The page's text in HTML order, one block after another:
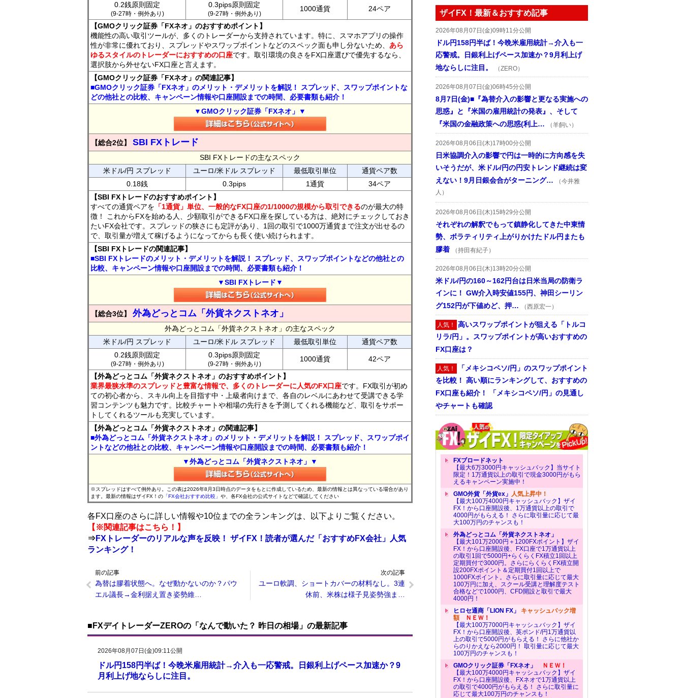
0.2銭原則固定
(9-27時・例外あり)
0.3pips原則固定
(9-27時・例外あり)
1000通貨 24ペア
【GMOクリック証券「FXネオ」のおすすめポイント】
機能性の高い取引ツールが、多くのトレーダーから支持されています。特に、スマホアプリの操作
性が非常に優れており、スプレッドやスワップポイントなどのスペック面も申し分ないため、 あら
ゆるスタイルのトレーダーにおすすめの口座です。取引環境の良さをFX口座選びで優先するなら、
選択肢から外せないFX口座と言えます。
【GMOクリック証券「FXネオ」の関連記事】
■GMOクリック証券「FXネオ」のメリット・デメリットを解説！ スプレッド、スワップポイントな
どの他社との比較、キャンペーン情報や口座開設までの時間、必要書類も紹介！
▼GMOクリック証券「FXネオ」▼
【総合2位】 SBI FXトレード
SBI FXトレードの主なスペック
米ドル/円 スプレッド
ユーロ/米ドル スプレッド 最低取引単位
通貨ペア数
0.18銭
0.3pips 1通貨
34ペア
【SBI FXトレードのおすすめポイント】
すべての通貨ペアを 「1通貨」単位、一般的なFX口座の1/1000の規模から取引できるのが最大の特
徴！ これからFXを始める人、少額取引ができるFX口座を探している方は、絶対にチェックしておき
たいFX会社です。スプレッドの狭さにも定評があり、1回の取引で1000万通貨まで注文が出せるの
で、取引量が増えて稼げるようになってからも長く使い続けられます。
【SBI FXトレードの関連記事】
■SBI FXトレードのメリット・デメリットを解説！ スプレッド、スワップポイントなどの他社との
比較、キャンペーン情報や口座開設までの時間、必要書類も紹介！
▼SBI FXトレード▼
【総合3位】 外為どっとコム「外貨ネクストネオ」
外為どっとコム「外貨ネクストネオ」の主なスペック
米ドル/円 スプレッド
ユーロ/米ドル スプレッド 最低取引単位
通貨ペア数
0.2銭原則固定
(9-27時・例外あり)
0.3pips原則固定
(9-27時・例外あり)
1000通貨 42ペア
【外為どっとコム「外貨ネクストネオ」のおすすめポイント】
業界最狭水準のスプレッドと豊富な情報で、多くのトレーダーに人気のFX口座です。FX取引が初め
ての初心者から、スキル向上を目指す中・上級者向けまで、各自のレベルにあわせて受講できる学
習コンテンツも魅力です。比較チャートや相場の先行きを予測してくれる機能など、取引をサポー
トしてくれるツールも充実しています。
【外為どっとコム「外貨ネクストネオ」の関連記事】
■外為どっとコム「外貨ネクストネオ」のメリット・デメリットを解説！ スプレッド、スワップポイ
ントなどの他社との比較、キャンペーン情報や口座開設までの時間、必要書類も紹介！
▼外為どっとコム「外貨ネクストネオ」▼
※スプレッドはすべて例外あり。この表は2026年8月3日時点のデータをもとに作成しているため、最新の情報とは異なっている場合があり
ます。最新の情報はザイFX！の 「FX会社おすすめ比較」 や、各FX会社の公式サイトなどで確認してください
各FX口座のさらに詳しい情報や10位までの全ランキングは、以下よりご覧ください。
【※関連記事はこちら！】
⇒FXトレーダーのリアルな声を反映！ ザイFX！読者が選んだ「おすすめFX会社」人気
ランキング！
前の記事
為替は膠着状態へ。なぜ動かないのか？パウ
エル議長→金利据え置き姿勢維…
次の記事
ユーロ軟調、ショートカバーの材料なし。3連
休前、米株は様子見姿勢強ま…
■FXデイトレーダーZEROの「なんで動いた？ 昨日の相場」の最新記事
2026年08月07日(金)09:11公開
ドル円158円半ば！今晩米雇用統計→介入も一応警戒。日銀利上げペース加速か？9
月利上げ地ならしに注目。
ザイFX！最新＆おすすめ記事
2026年08月07日(金)09時11分公開
ドル円158円半ば！今晩米雇用統計→介入も一
応警戒。日銀利上げペース加速か？9月利上げ
地ならしに注目。
（ZERO）
2026年08月07日(金)06時45分公開
8月7日(金)■『為替介入の影響と更なる実施への
思惑』と『米国の雇用統計の発表』、そして
『米国の金融政策への思惑(利上…
（羊飼い）
2026年08月06日(木)17時00分公開
日米協調介入の影響で円は一時的に方向感を失
いそうだが、米ドル/円の円安トレンド継続は変
えない！9月日銀会合がターニング…
（今井雅
人）
2026年08月06日(木)15時29分公開
それぞれの解釈でもって鎮静化してきた中東情
勢、ボラティリティ上がりかけたドル円またも
膠着
（持田有紀子）
2026年08月06日(木)13時20分公開
米ドル/円の160～162円台は日米当局の防衛ラ
インに！ GW介入時安値155円、神田シーリン
グ152円が下値めど、押…
（西原宏一）
人気！ 高いスワップポイントが狙える「トルコ
リラ/円」。スワップポイントが高いおすすめの
FX口座は？
人気！ 「メキシコペソ/円」のスワップポイント
を比較！ 高い順にランキングして、おすすめの
FX口座も紹介！ 「メキシコペソ/円」の見通し
やチャートも確認
FXブロードネット
【最大6万3000円キャッシュバック】当サイト
限定！1万通貨以上の取引で現金3000円がもら
えるキャンペーン実施中！
GMO外貨「外貨ex」 人気上昇中！
【最大100万4000円キャッシュバック】ザイ
FX！から口座開設後、1万通貨以上の取引で
4000円がもらえる！ さらに取引量に応じて最
大100万円のチャンスも！
外為どっとコム「外貨ネクストネオ」
【最大101万2000円＋1200FXポイント】ザイ
FX！から口座開設後、FX口座で1万通貨以上
の取引1回で5000円+らくらくFX積立1回以上
定期買付で3000円。さらにらくらくFX積立開
設200FXポイント＆定期買付1回以上で
1000FXポイント。さらに取引量に応じて最大
100万円に加え、スクール受講と理解度テスト
合格などで1000円、CFD開設と取引で最大
4000円！
ヒロセ通商「LION FX」 キャッシュバック増
額ＮＥＷ！
【最大100万7000円キャッシュバック】ザイ
FX！から口座開設後、英ポンド/円1万通貨以
上の取引で5000円がもらえる！ さらに他社か
らのりかえなら2000円！ 取引量に応じて最大
100万円のチャンスも！
GMOクリック証券「FXネオ」
ＮＥＷ！
【最大100万4000円キャッシュバック】ザイ
FX！から口座開設後、FXネオで1万通貨以上
の取引で4000円がもらえる！ さらに取引量に
応じて最大100万円のチャンスも！